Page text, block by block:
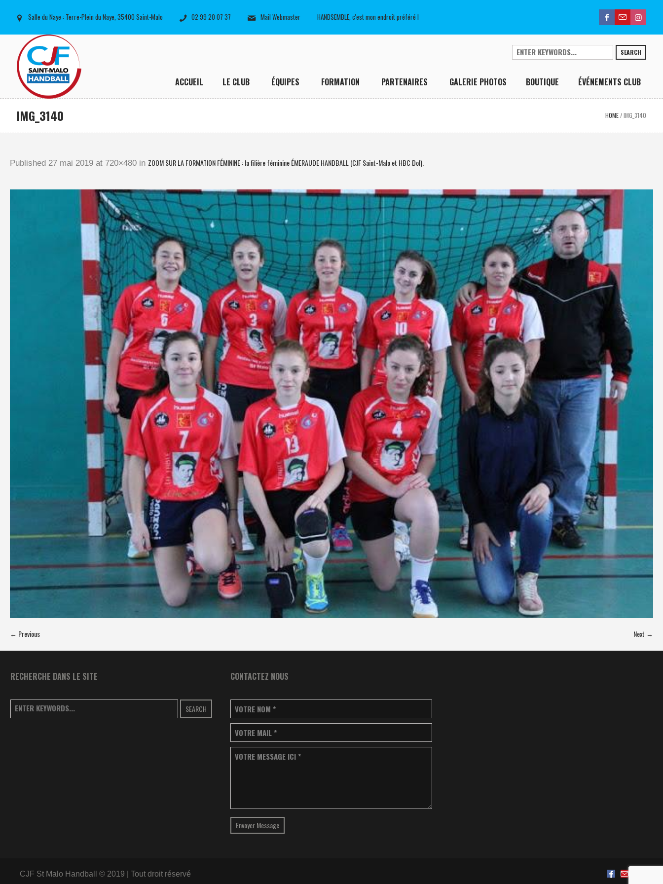
Salle du Naye : Terre-Plein du Naye, 35400 Saint-Malo 02 99 20 07 37 Mail Webmaster HANDSEMBLE, c'est mon endroit préféré !
SEARCH
ACCUEIL LE CLUB ÉQUIPES FORMATION PARTENAIRES GALERIE PHOTOS BOUTIQUE ÉVÉNEMENTS CLUB
IMG_3140 HOME /IMG_3140
Published 27 mai 2019 at 720×480 in ZOOM SUR LA FORMATION FÉMININE : la filière féminine ÉMERAUDE HANDBALL (CJF Saint-Malo et HBC Dol).
← Previous Next →
RECHERCHE DANS LE SITE
SEARCH
CONTACTEZ NOUS
VOTRE NOM *
VOTRE MAIL *
VOTRE MESSAGE ICI *
Envoyer Message
CJF St Malo Handball © 2019 | Tout droit réservé